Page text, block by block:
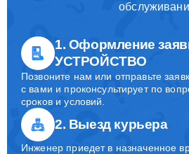
1. Оформление
УСТРОЙСТВО
Позвоните нам или отправьте
с вами и проконсультирует по
сроков и условий.
2. Выезд курьера
Инженер приедет в назначенное